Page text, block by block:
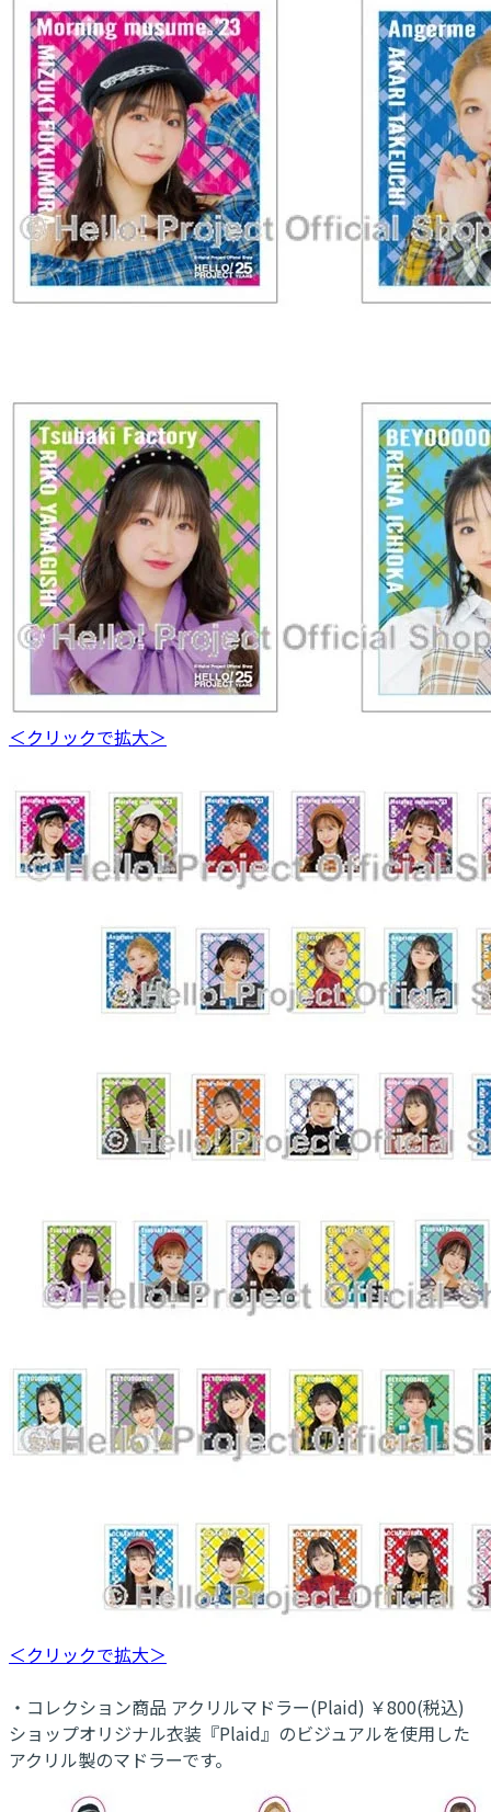
＜クリックで拡大＞
＜クリックで拡大＞
・コレクション商品 アクリルマドラー(Plaid) ￥800(税込)
ショップオリジナル衣装『Plaid』のビジュアルを使用した
アクリル製のマドラーです。